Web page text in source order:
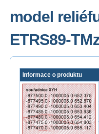
model
ETRS89-
Informace o produktu